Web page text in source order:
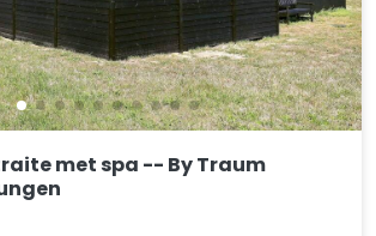
met spa -- By Traum